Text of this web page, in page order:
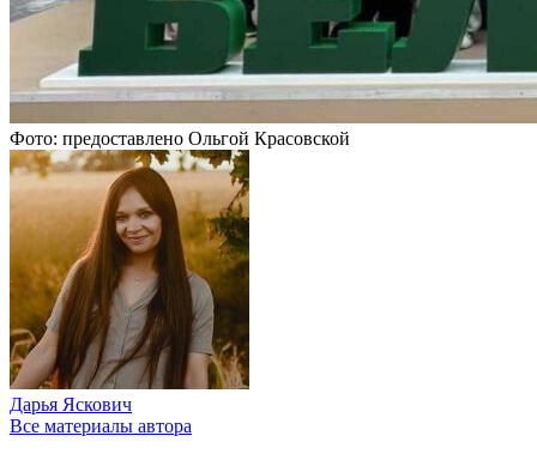
Фото: предоставлено Ольгой Красовской
Дарья Яскович
Все материалы автора